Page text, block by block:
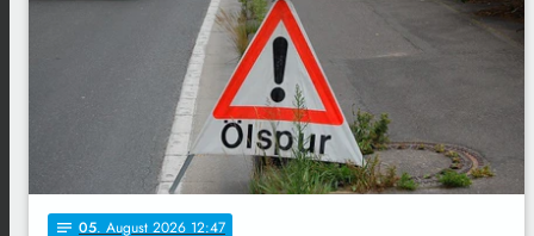
notes 05. August 2026 12:47